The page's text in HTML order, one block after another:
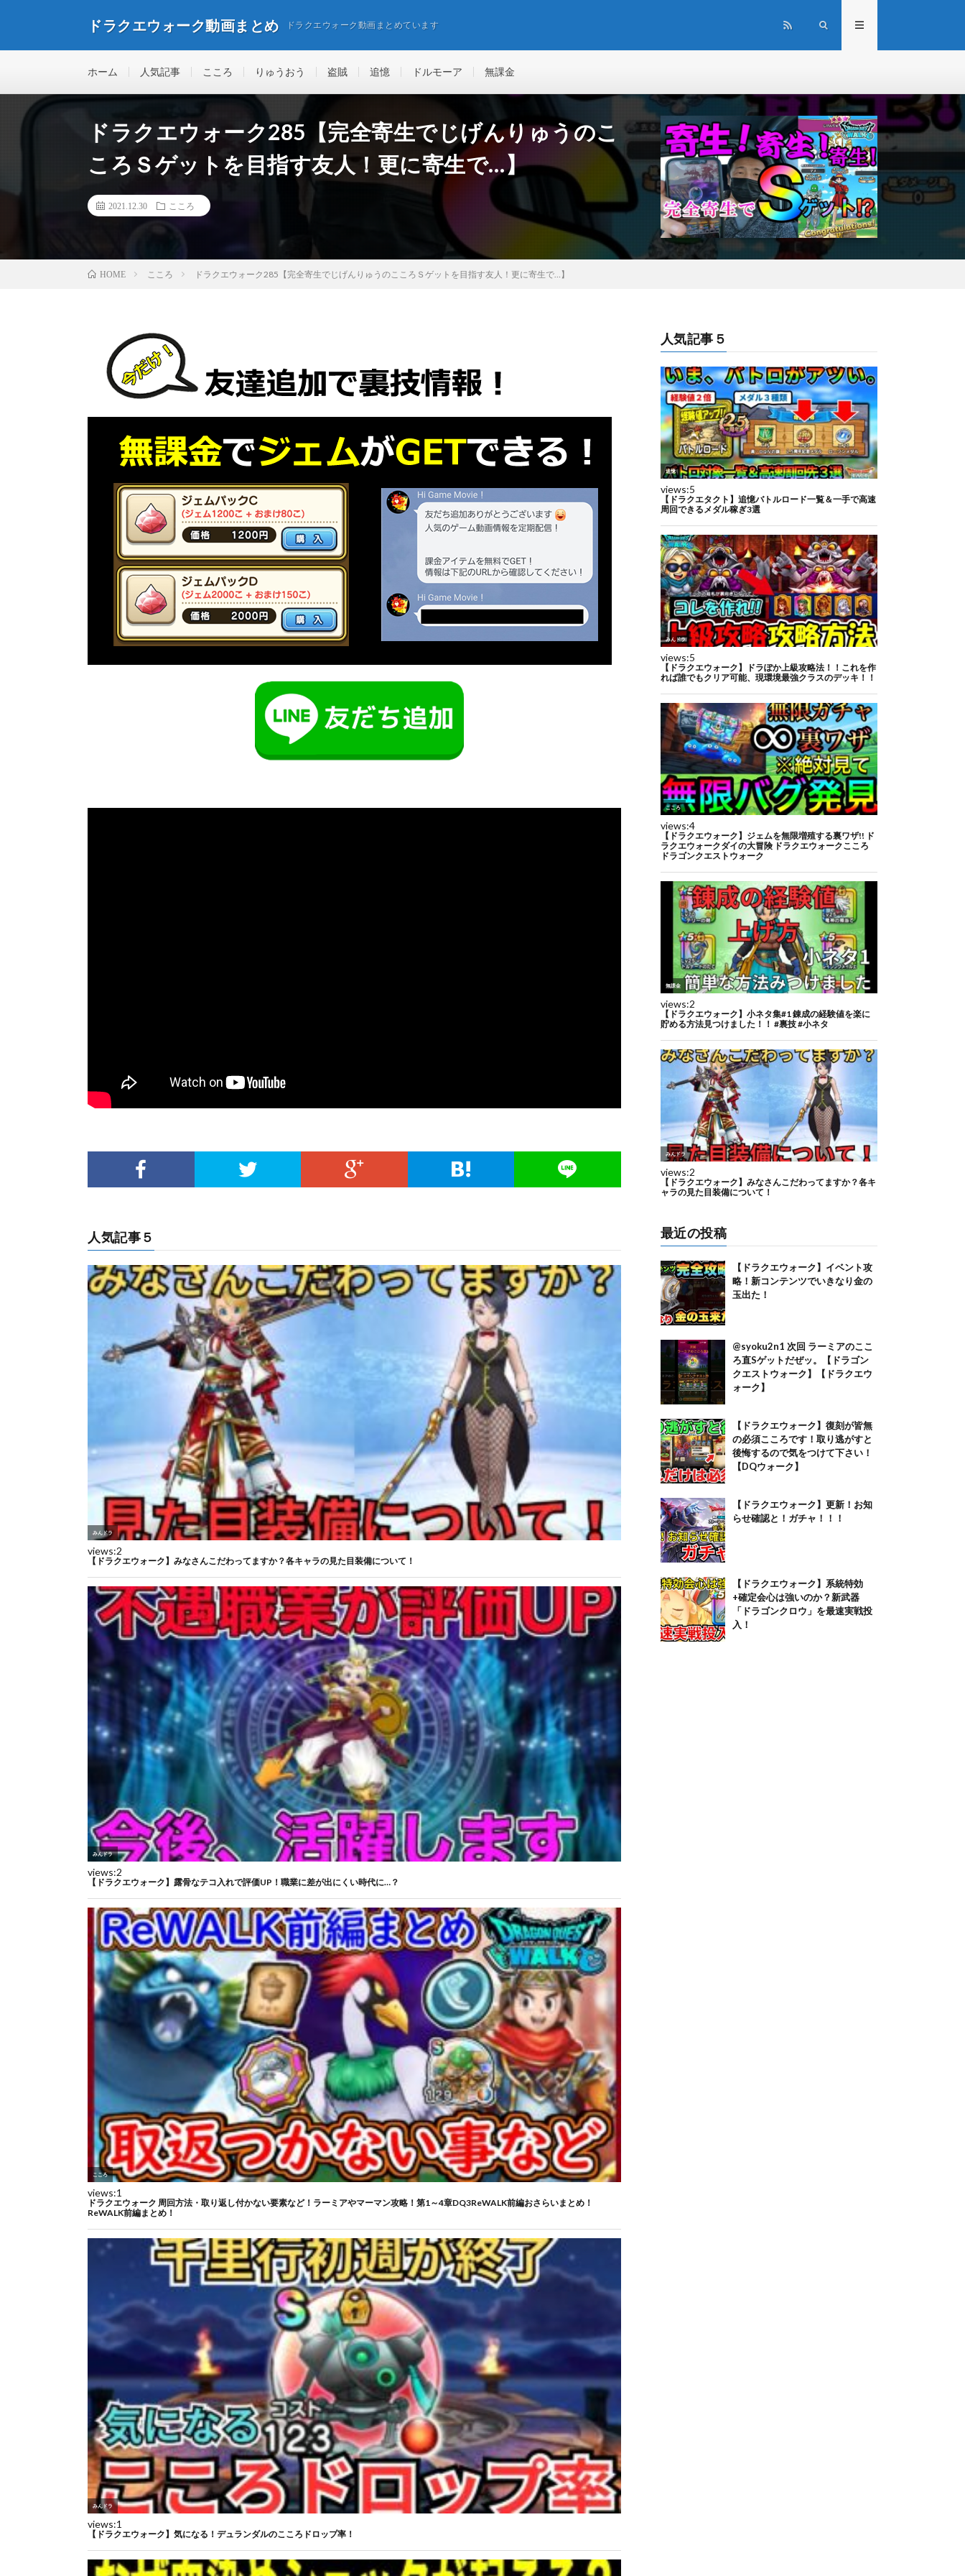
ドラクエウォーク動画まとめ ドラクエウォーク動画まとめています
ホーム 人気記事 こころ りゅうおう 盗賊 追憶 ドルモーア 無課金
ドラクエウォーク285【完全寄生でじげんりゅうのこ
ころＳゲットを目指す友人！更に寄生で…】
2021.12.30 こころ
HOME こころ ドラクエウォーク285【完全寄生でじげんりゅうのこころＳゲットを目指す友人！更に寄生で…】
人気記事５
人気記事５
最近の投稿
【ドラクエウォーク】イベント攻
略！新コンテンツでいきなり金の
玉出た！
@syoku2n1 次回 ラーミアのここ
ろ直Sゲットだぜッ。【ドラゴン
クエストウォーク】【ドラクエウ
ォーク】
【ドラクエウォーク】復刻が皆無
の必須こころです！取り逃がすと
後悔するので気をつけて下さい！
【DQウォーク】
【ドラクエウォーク】更新！お知
らせ確認と！ガチャ！！！
【ドラクエウォーク】系統特効
+確定会心は強いのか？新武器
「ドラゴンクロウ」を最速実戦投
入！